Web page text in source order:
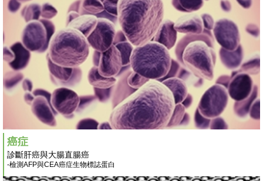
癌症
診斷肝癌與大腸直腸癌
-檢測AFP與CEA癌症生物標誌蛋白